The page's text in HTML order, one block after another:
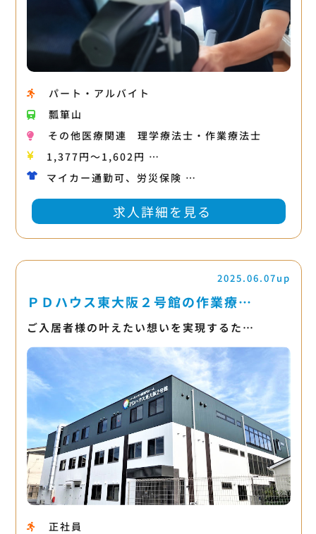
パート・アルバイト
瓢箪山
その他医療関連
理学療法士・作業療法士
1,377円〜1,602円 …
マイカー通勤可、労災保険 …
求人詳細を見る
2025.06.07up
ＰＤハウス東大阪２号館の作業療…
ご入居者様の叶えたい想いを実現するた…
正社員